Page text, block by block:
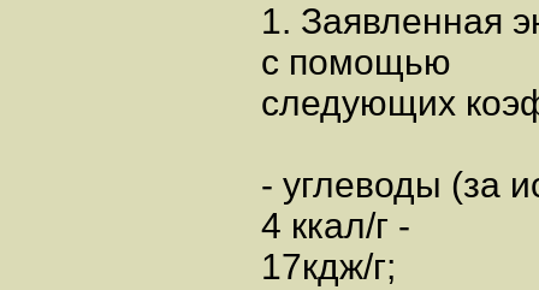
1. Заявленная
с помощью
следующих
- углеводы (за
4 ккал/г -
17кдж/г;